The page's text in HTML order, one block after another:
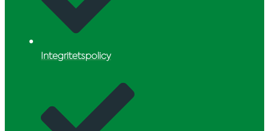
Integritetspolicy